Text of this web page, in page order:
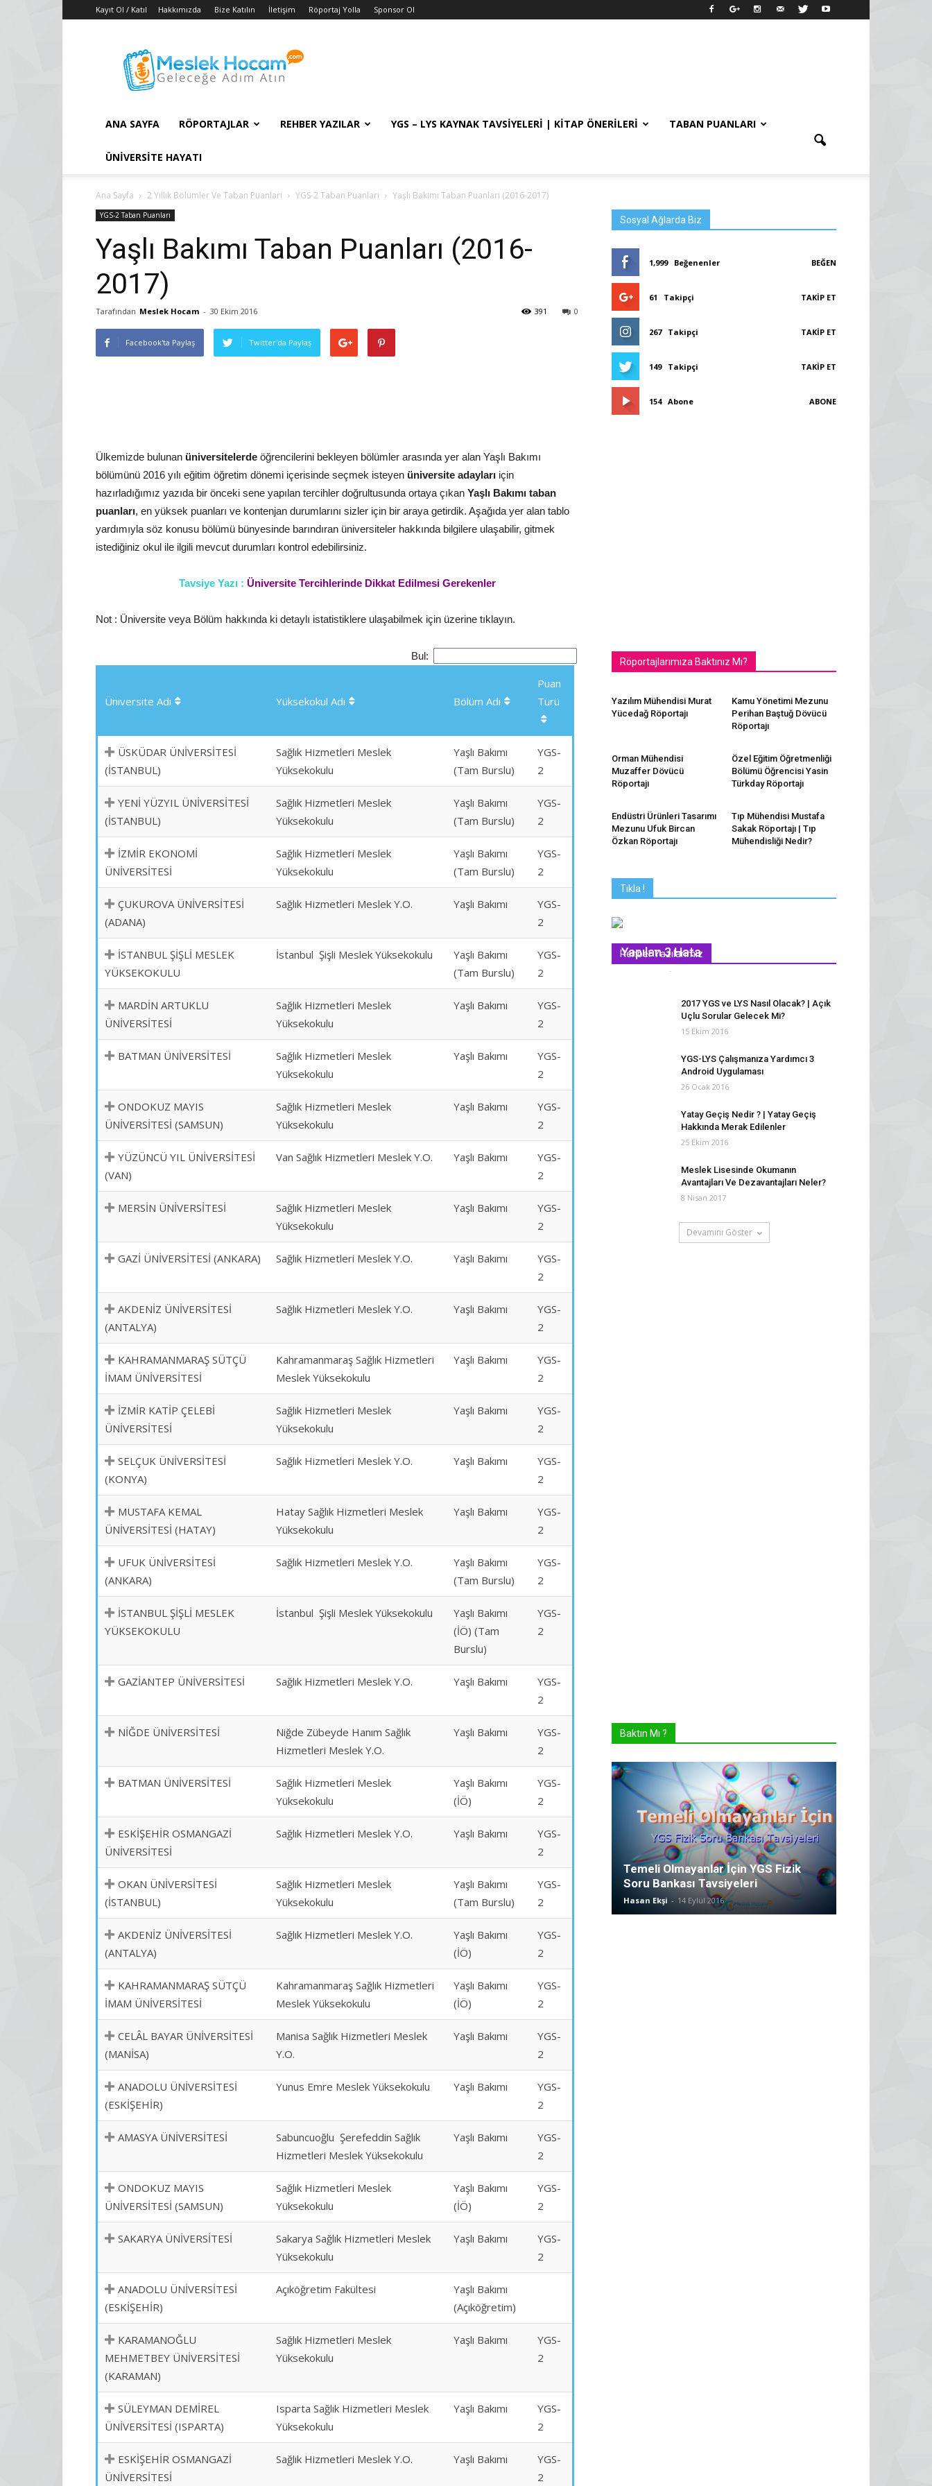
Kayıt Ol / Katıl Hakkımızda Bize Katılın İletişim Röportaj Yolla Sponsor Ol
Puanları
–
2018
–
Konuları
ANA SAYFA RÖPORTAJLAR REHBER YAZILAR YGS – LYS KAYNAK TAVSIYELERI | KITAP ÖNERILERI TABAN PUANLARI
ÜNIVERSITE HAYATI
Ana Sayfa 2 Yıllık Bölümler Ve Taban Puanları YGS-2 Taban Puanları Yaşlı Bakımı Taban Puanları (2016-2017)
YGS-2 Taban Puanları
Yaşlı Bakımı Taban Puanları (2016-
2017)
Tarafından Meslek Hocam - 30 Ekim 2016 0
391
Facebook'ta Paylaş Twitter'da Paylaş
Ülkemizde bulunan üniversitelerde öğrencilerini bekleyen bölümler arasında yer alan Yaşlı Bakımı
bölümünü 2016 yılı eğitim öğretim dönemi içerisinde seçmek isteyen üniversite adayları için
hazırladığımız yazıda bir önceki sene yapılan tercihler doğrultusunda ortaya çıkan Yaşlı Bakımı taban
puanları, en yüksek puanları ve kontenjan durumlarını sizler için bir araya getirdik. Aşağıda yer alan tablo
yardımıyla söz konusu bölümü bünyesinde barındıran üniversiteler hakkında bilgilere ulaşabilir, gitmek
istediğiniz okul ile ilgili mevcut durumları kontrol edebilirsiniz.
Tavsiye Yazı : Üniversite Tercihlerinde Dikkat Edilmesi Gerekenler
Not : Üniversite veya Bölüm hakkında ki detaylı istatistiklere ulaşabilmek için üzerine tıklayın.
Bul:
Üniversite Adı Yüksekokul Adı Bölüm Adı
Puan
Türü
ÜSKÜDAR ÜNİVERSİTESİ
(İSTANBUL)
Sağlık Hizmetleri Meslek
Yüksekokulu
Yaşlı Bakımı
(Tam Burslu)
YGS-
2
YENİ YÜZYIL ÜNİVERSİTESİ
(İSTANBUL)
Sağlık Hizmetleri Meslek
Yüksekokulu
Yaşlı Bakımı
(Tam Burslu)
YGS-
2
İZMİR EKONOMİ
ÜNİVERSİTESİ
Sağlık Hizmetleri Meslek
Yüksekokulu
Yaşlı Bakımı
(Tam Burslu)
YGS-
2
ÇUKUROVA ÜNİVERSİTESİ
(ADANA)
Sağlık Hizmetleri Meslek Y.O. Yaşlı Bakımı
YGS-
2
İSTANBUL ŞİŞLİ MESLEK
YÜKSEKOKULU
İstanbul Şişli Meslek Yüksekokulu
Yaşlı Bakımı
(Tam Burslu)
YGS-
2
MARDİN ARTUKLU
ÜNİVERSİTESİ
Sağlık Hizmetleri Meslek
Yüksekokulu
Yaşlı Bakımı
YGS-
2
BATMAN ÜNİVERSİTESİ
Sağlık Hizmetleri Meslek
Yüksekokulu
Yaşlı Bakımı
YGS-
2
ONDOKUZ MAYIS
ÜNİVERSİTESİ (SAMSUN)
Sağlık Hizmetleri Meslek
Yüksekokulu
Yaşlı Bakımı
YGS-
2
YÜZÜNCÜ YIL ÜNİVERSİTESİ
(VAN)
Van Sağlık Hizmetleri Meslek Y.O. Yaşlı Bakımı
YGS-
2
MERSİN ÜNİVERSİTESİ
Sağlık Hizmetleri Meslek
Yüksekokulu
Yaşlı Bakımı
YGS-
2
GAZİ ÜNİVERSİTESİ (ANKARA) Sağlık Hizmetleri Meslek Y.O. Yaşlı Bakımı
YGS-
2
AKDENİZ ÜNİVERSİTESİ
(ANTALYA)
Sağlık Hizmetleri Meslek Y.O. Yaşlı Bakımı
YGS-
2
KAHRAMANMARAŞ SÜTÇÜ
İMAM ÜNİVERSİTESİ
Kahramanmaraş Sağlık Hizmetleri
Meslek Yüksekokulu
Yaşlı Bakımı
YGS-
2
İZMİR KATİP ÇELEBİ
ÜNİVERSİTESİ
Sağlık Hizmetleri Meslek
Yüksekokulu
Yaşlı Bakımı
YGS-
2
SELÇUK ÜNİVERSİTESİ
(KONYA)
Sağlık Hizmetleri Meslek Y.O. Yaşlı Bakımı
YGS-
2
MUSTAFA KEMAL
ÜNİVERSİTESİ (HATAY)
Hatay Sağlık Hizmetleri Meslek
Yüksekokulu
Yaşlı Bakımı
YGS-
2
UFUK ÜNİVERSİTESİ
(ANKARA)
Sağlık Hizmetleri Meslek Y.O.
Yaşlı Bakımı
(Tam Burslu)
YGS-
2
İSTANBUL ŞİŞLİ MESLEK
YÜKSEKOKULU
İstanbul Şişli Meslek Yüksekokulu
Yaşlı Bakımı
(İÖ) (Tam
Burslu)
YGS-
2
GAZİANTEP ÜNİVERSİTESİ Sağlık Hizmetleri Meslek Y.O. Yaşlı Bakımı
YGS-
2
NİĞDE ÜNİVERSİTESİ
Niğde Zübeyde Hanım Sağlık
Hizmetleri Meslek Y.O.
Yaşlı Bakımı
YGS-
2
BATMAN ÜNİVERSİTESİ
Sağlık Hizmetleri Meslek
Yüksekokulu
Yaşlı Bakımı
(İÖ)
YGS-
2
ESKİŞEHİR OSMANGAZİ
ÜNİVERSİTESİ
Sağlık Hizmetleri Meslek Y.O. Yaşlı Bakımı
YGS-
2
OKAN ÜNİVERSİTESİ
(İSTANBUL)
Sağlık Hizmetleri Meslek
Yüksekokulu
Yaşlı Bakımı
(Tam Burslu)
YGS-
2
AKDENİZ ÜNİVERSİTESİ
(ANTALYA)
Sağlık Hizmetleri Meslek Y.O.
Yaşlı Bakımı
(İÖ)
YGS-
2
KAHRAMANMARAŞ SÜTÇÜ
İMAM ÜNİVERSİTESİ
Kahramanmaraş Sağlık Hizmetleri
Meslek Yüksekokulu
Yaşlı Bakımı
(İÖ)
YGS-
2
CELÂL BAYAR ÜNİVERSİTESİ
(MANİSA)
Manisa Sağlık Hizmetleri Meslek
Y.O.
Yaşlı Bakımı
YGS-
2
ANADOLU ÜNİVERSİTESİ
(ESKİŞEHİR)
Yunus Emre Meslek Yüksekokulu Yaşlı Bakımı
YGS-
2
AMASYA ÜNİVERSİTESİ
Sabuncuoğlu Şerefeddin Sağlık
Hizmetleri Meslek Yüksekokulu
Yaşlı Bakımı
YGS-
2
ONDOKUZ MAYIS
ÜNİVERSİTESİ (SAMSUN)
Sağlık Hizmetleri Meslek
Yüksekokulu
Yaşlı Bakımı
(İÖ)
YGS-
2
SAKARYA ÜNİVERSİTESİ
Sakarya Sağlık Hizmetleri Meslek
Yüksekokulu
Yaşlı Bakımı
YGS-
2
ANADOLU ÜNİVERSİTESİ
(ESKİŞEHİR)
Açıköğretim Fakültesi
Yaşlı Bakımı
(Açıköğretim)
KARAMANOĞLU
MEHMETBEY ÜNİVERSİTESİ
(KARAMAN)
Sağlık Hizmetleri Meslek
Yüksekokulu
Yaşlı Bakımı
YGS-
2
SÜLEYMAN DEMİREL
ÜNİVERSİTESİ (ISPARTA)
Isparta Sağlık Hizmetleri Meslek
Yüksekokulu
Yaşlı Bakımı
YGS-
2
ESKİŞEHİR OSMANGAZİ
ÜNİVERSİTESİ
Sağlık Hizmetleri Meslek Y.O. Yaşlı Bakımı
YGS-
2
Sosyal Ağlarda Biz
1,999 Beğenenler BEĞEN
61 Takipçi TAKIP ET
267 Takipçi TAKIP ET
149 Takipçi TAKIP ET
154 Abone ABONE
Röportajlarımıza Baktınız Mı?
Yazılım Mühendisi Murat
Yücedağ Röportajı
Kamu Yönetimi Mezunu
Perihan Baştuğ Dövücü
Röportajı
Orman Mühendisi
Muzaffer Dövücü
Röportajı
Özel Eğitim Öğretmenliği
Bölümü Öğrencisi Yasin
Türkday Röportajı
Endüstri Ürünleri Tasarımı
Mezunu Ufuk Bircan
Özkan Röportajı
Tıp Mühendisi Mustafa
Sakak Röportajı | Tıp
Mühendisliği Nedir?
Tıkla !
Rehber Yazılarımız
Yapılan 3 Hata
-
2017 YGS ve LYS Nasıl Olacak? | Açık
Uçlu Sorular Gelecek Mi?
15 Ekim 2016
YGS-LYS Çalışmanıza Yardımcı 3
Android Uygulaması
26 Ocak 2016
Yatay Geçiş Nedir ? | Yatay Geçiş
Hakkında Merak Edilenler
25 Ekim 2016
Meslek Lisesinde Okumanın
Avantajları Ve Dezavantajları Neler?
8 Nisan 2017
Devamını Göster
Baktın Mı ?
Temeli Olmayanlar İçin YGS Fizik
Soru Bankası Tavsiyeleri
Hasan Ekşi - 14 Eylül 2016